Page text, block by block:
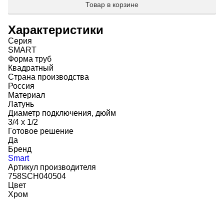
Товар в корзине
Характеристики
Серия
SMART
Форма труб
Квадратный
Страна производства
Россия
Материал
Латунь
Диаметр подключения, дюйм
3/4 x 1/2
Готовое решение
Да
Бренд
Smart
Артикул производителя
758SCH040504
Цвет
Хром